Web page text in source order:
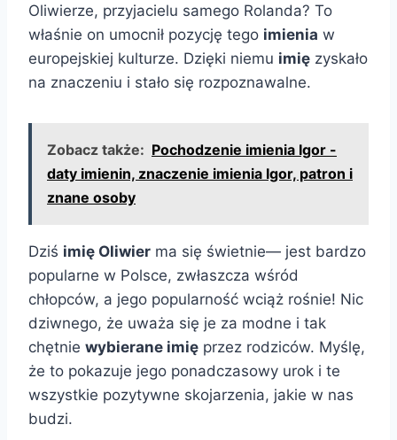
Oliwierze, przyjacielu samego Rolanda? To
właśnie on umocnił pozycję tego imienia w
europejskiej kulturze. Dzięki niemu imię zyskało
na znaczeniu i stało się rozpoznawalne.
Zobacz także: Pochodzenie imienia Igor -
daty imienin, znaczenie imienia Igor, patron i
znane osoby
Dziś imię Oliwier ma się świetnie— jest bardzo
popularne w Polsce, zwłaszcza wśród
chłopców, a jego popularność wciąż rośnie! Nic
dziwnego, że uważa się je za modne i tak
chętnie wybierane imię przez rodziców. Myślę,
że to pokazuje jego ponadczasowy urok i te
wszystkie pozytywne skojarzenia, jakie w nas
budzi.